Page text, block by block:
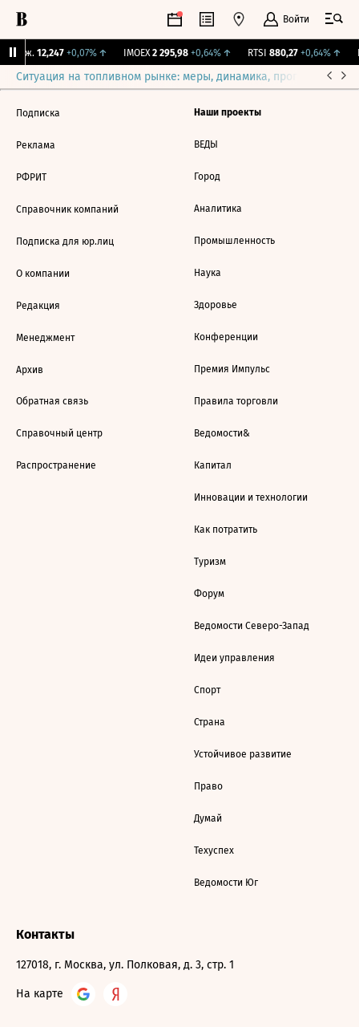
Войти
Бирж. 12,247 +0,07%↑ IMOEX 2 295,98 +0,64%↑ RTSI 880,27 +0,64%↑
Ситуация на топливном рынке: меры, динамика, прогнозы
Подписка
Реклама
РФРИТ
Справочник компаний
Подписка для юр.лиц
О компании
Редакция
Менеджмент
Архив
Обратная связь
Справочный центр
Распространение
Наши проекты
ВЕДЫ
Город
Аналитика
Промышленность
Наука
Здоровье
Конференции
Премия Импульс
Правила торговли
Ведомости&
Капитал
Инновации и технологии
Как потратить
Туризм
Форум
Ведомости Северо-Запад
Идеи управления
Спорт
Страна
Устойчивое развитие
Право
Думай
Техуспех
Ведомости Юг
Контакты
127018, г. Москва, ул. Полковая, д. 3, стр. 1
На карте